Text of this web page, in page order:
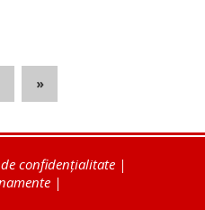
»
confidențialitate |
|